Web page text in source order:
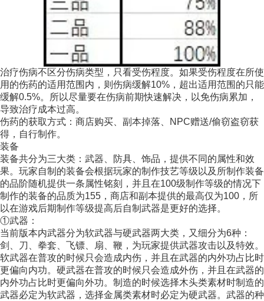
治疗伤病不区分伤病类型，只看受伤程度。如果受伤程度在所使
用的伤药的适用范围内，则伤病缓解10%，超出适用范围的只能
缓解0.5%。所以尽量要在伤病前期快速解决，以免伤病累加，
导致治疗成本过高。
伤药的获取方式：商店购买、副本掉落、NPC赠送/偷窃盗窃获
得，自行制作。
装备
装备共分为三大类：武器、防具、饰品，提供不同的属性和效
果。玩家自制的装备会根据玩家的制作技艺等级以及所制作装备
的品阶随机提供一条属性铭刻，并且在100级制作等级的情况下
制作的装备的品质为155，商店和副本提供的最高仅为100，所
以在游戏后期制作等级提高后自制武器是更好的选择。
①武器：
当前版本内武器分为软武器与硬武器两大类，又细分为6种：
剑、刀、拳套、飞镖、扇、鞭，为玩家提供武器攻击以及特效。
软武器在普攻的时候只会造成内伤，并且在武器的内外功占比时
更偏向内功。硬武器在普攻的时候只会造成外伤，并且在武器的
内外功占比时更偏向外功。制造的时候选择木头类素材时制造的
武器必定为软武器，选择金属类素材时必定为硬武器。武器的种